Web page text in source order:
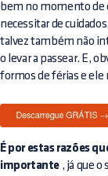
bem no momento de
necessitar de
talvez também não
o levar a passear. E,
formos de férias e ele
É por estas razões
importante , já que